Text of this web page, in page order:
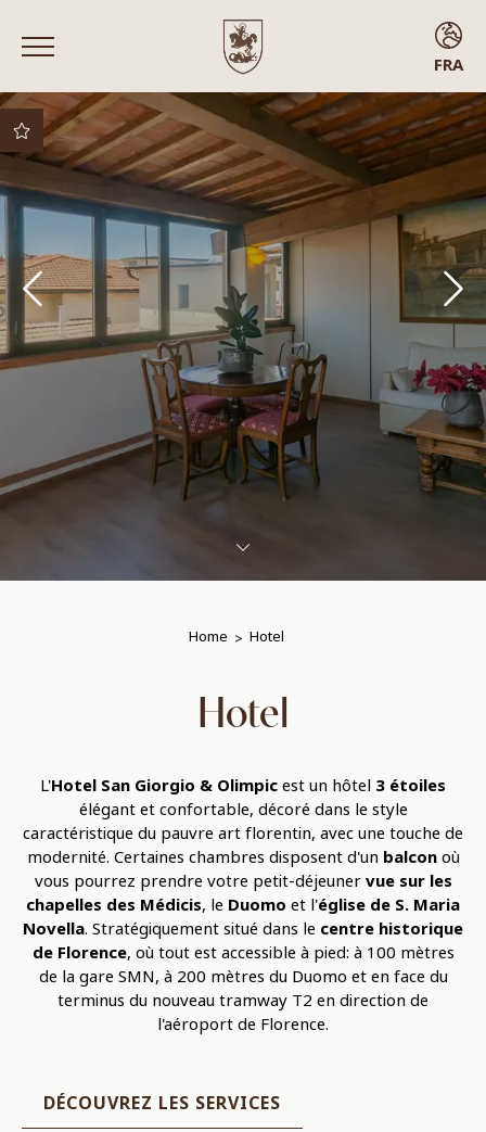
FRA
ENG
ITA
FRA
ESP
Meilleur prix garanti
Meilleures conditions
Surclassement
gratuit sous réserve
de disponibilité
Arrivée anticipée
Chambres avec
Home Hotel
Hotel
L'Hotel San Giorgio & Olimpicest un hôtel 3 étoiles
élégant et confortable, décoré dans le style
caractéristique du pauvre art florentin, avec une touche de
modernité. Certaines chambres disposent d'un balconoù
vous pourrez prendre votre petit-déjeunervue sur les
chapelles des Médicis, le Duomo et l'église de S. Maria
Novella. Stratégiquement situé dans le centre historique
de Florence, où tout est accessible à pied: à 100 mètres
de la gare SMN, à 200 mètres du Duomo et en face du
terminus du nouveau tramway T2 en direction de
l'aéroport de Florence.
DÉCOUVREZ LES SERVICES